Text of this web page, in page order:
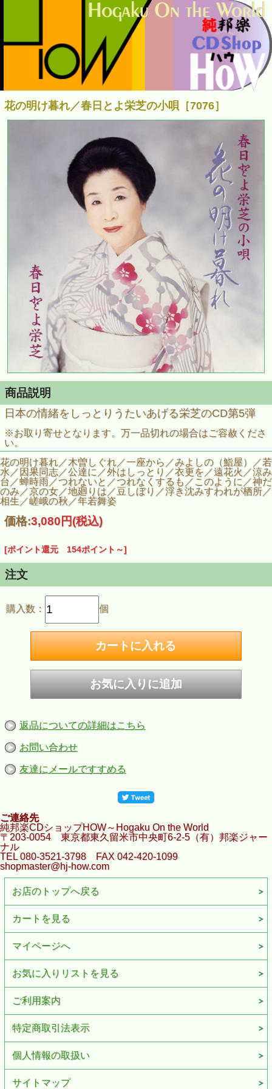
花の明け暮れ／春日とよ栄芝の小唄［7076］
商品説明
日本の情緒をしっとりうたいあげる栄芝のCD第5弾
※お取り寄せとなります。万一品切れの場合はご容赦くださ
い。
花の明け暮れ／木曽しぐれ／一座から／みよしの（鮨屋）／若
水／因果同志／公達に／外はしっとり／衣更を／遠花火／涼み
台／蝉時雨／つれないと／つれなくするも／このように／神だ
のみ／京の女／地廻りは／豆しぼり／浮き沈みすわれが栖所／
相生／嵯峨の秋／年若舞姿
価格:3,080円(税込)
[ポイント還元 154ポイント～]
注文
購入数： 個
返品についての詳細はこちら
お問い合わせ
友達にメールですすめる
ご連絡先
純邦楽CDショップHOW～Hogaku On the World
〒203-0054 東京都東久留米市中央町6-2-5（有）邦楽ジャー
ナル
TEL 080-3521-3798 FAX 042-420-1099
shopmaster@hj-how.com
お店のトップへ戻る
カートを見る
マイページへ
お気に入りリストを見る
ご利用案内
特定商取引法表示
個人情報の取扱い
サイトマップ